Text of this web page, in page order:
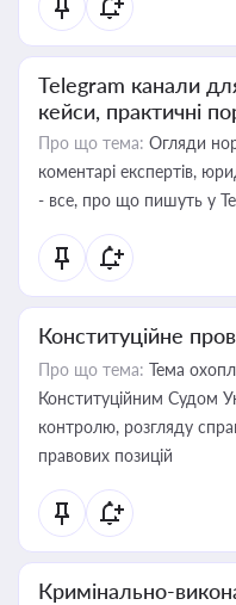
Telegram канали
кейси, практичні
Про що тема: Огляди
коментарі експертів,
- все, про що пишуть у
Конституційне
Про що тема: Тема
Конституційним Судом
контролю, розгляду
правових позицій
Кримінально-